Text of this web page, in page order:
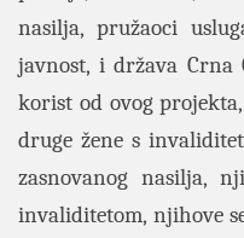
nasilja, pružaoci
javnost, i država Crna
korist od ovog
druge žene s
zasnovanog nasilja,
invaliditetom, njihove